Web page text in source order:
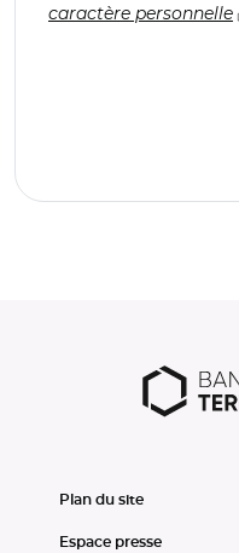
caractère personnelle
Plan du site
Espace presse